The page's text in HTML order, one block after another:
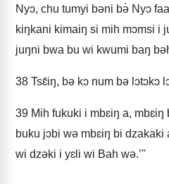
Nyɔ, chu tumyi bəni bə̀ Nyɔ
kiŋkani kimaiŋ si mih mɔmsi i
juŋni bwa bu wi kwumi baŋ
38 Tsɛ̂iŋ, bə kɔ num bə lɔtɔkɔ
39 Mih fukuki i mbɛiŋ a,
buku jɔbi wə mbɛiŋ bi dzakaki
wi dzəki i yɛli wi Bah wə.’"